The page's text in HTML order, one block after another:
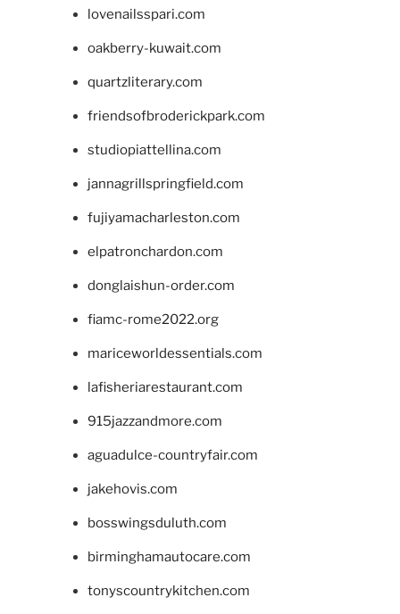
lovenailsspari.com
oakberry-kuwait.com
quartzliterary.com
friendsofbroderickpark.com
studiopiattellina.com
jannagrillspringfield.com
fujiyamacharleston.com
elpatronchardon.com
donglaishun-order.com
fiamc-rome2022.org
mariceworldessentials.com
lafisheriarestaurant.com
915jazzandmore.com
aguadulce-countryfair.com
jakehovis.com
bosswingsduluth.com
birminghamautocare.com
tonyscountrykitchen.com